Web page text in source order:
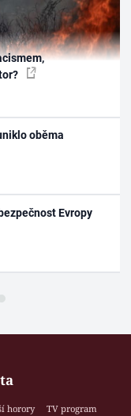
oběma
Evropy
horory
TV program